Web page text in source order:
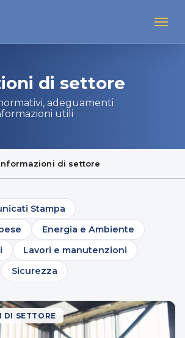
di settore
adeguamenti
utili
di settore
Stampa
Energia e Ambiente
Lavori e manutenzioni
Sicurezza
DI SETTORE